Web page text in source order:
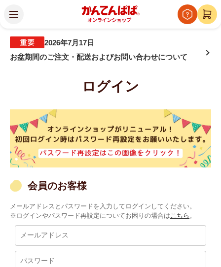
2026年7月17日
お盆期間のご注文・配送およびお問い合わせについて
ログイン
会員のお客様
メールアドレスとパスワードを入力してログインしてください。
※ログインやパスワード再設定についてお困りの場合は こちら 。